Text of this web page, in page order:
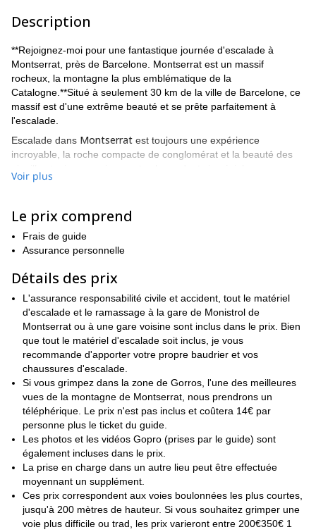
Description
**Rejoignez-moi pour une fantastique journée d'escalade à
Montserrat, près de Barcelone. Montserrat est un massif
rocheux, la montagne la plus emblématique de la
Catalogne.**Situé à seulement 30 km de la ville de Barcelone, ce
massif est d'une extrême beauté et se prête parfaitement à
l'escalade.
Escalade dans Montserrat est toujours une expérience
incroyable, la roche compacte de conglomérat et la beauté des
pour les jours plus froids de l'hiver avec les faces sud ensoleillées
et abritées et bon en été quand nous grimpons sur la face nord.
Ce programme est ouvert aux grimpeurs de tous niveaux. Il est
les grimpeurs les plus exigeants. Dites-moi simplement votre
niveau et vos objectifs et je chercherai les voies qui vous
conviennent le mieux.
**Êtes-vous tenté d'essayer l'escalade à Montserrat ? Venez
profiter de ce lieu magique de Catalogne, en explorant ses parois
rocheuses !**Et pour d'autres options d'escalade en Catalogne,
consultez ce programme dans les Pyrénées
Voir plus
Le prix comprend
Frais de guide
Assurance personnelle
Détails des prix
L'assurance responsabilité civile et accident, tout le matériel
d'escalade et le ramassage à la gare de Monistrol de
Montserrat ou à une gare voisine sont inclus dans le prix. Bien
que tout le matériel d'escalade soit inclus, je vous
recommande d'apporter votre propre baudrier et vos
chaussures d'escalade.
Si vous grimpez dans la zone de Gorros, l'une des meilleures
vues de la montagne de Montserrat, nous prendrons un
téléphérique. Le prix n'est pas inclus et coûtera 14€ par
personne plus le ticket du guide.
Les photos et les vidéos Gopro (prises par le guide) sont
également incluses dans le prix.
La prise en charge dans un autre lieu peut être effectuée
moyennant un supplément.
Ces prix correspondent aux voies boulonnées les plus courtes,
jusqu'à 200 mètres de hauteur. Si vous souhaitez grimper une
voie plus difficile ou trad, les prix varieront entre 200€350€ 1